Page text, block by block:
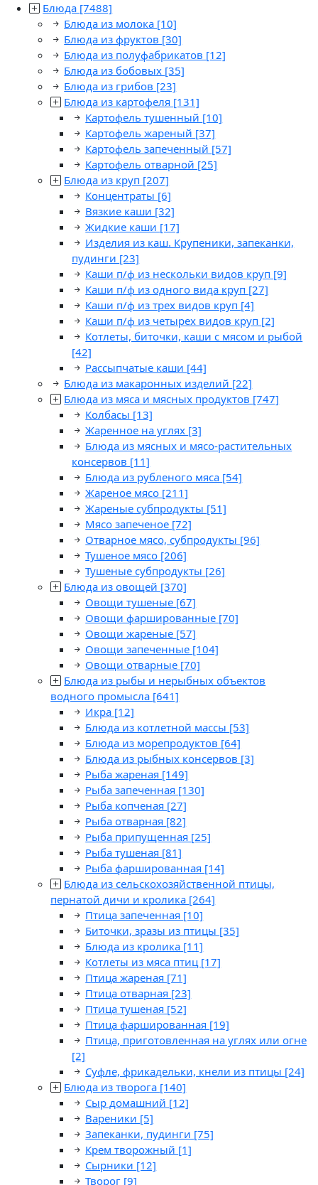
Блюда [7488]
Блюда из молока [10]
Блюда из фруктов [30]
Блюда из полуфабрикатов [12]
Блюда из бобовых [35]
Блюда из грибов [23]
Блюда из картофеля [131]
Картофель тушенный [10]
Картофель жареный [37]
Картофель запеченный [57]
Картофель отварной [25]
Блюда из круп [207]
Концентраты [6]
Вязкие каши [32]
Жидкие каши [17]
Изделия из каш. Крупеники, запеканки,
пудинги [23]
Каши п/ф из нескольки видов круп [9]
Каши п/ф из одного вида круп [27]
Каши п/ф из трех видов круп [4]
Каши п/ф из четырех видов круп [2]
Котлеты, биточки, каши с мясом и рыбой
[42]
Рассыпчатые каши [44]
Блюда из макаронных изделий [22]
Блюда из мяса и мясных продуктов [747]
Колбасы [13]
Жаренное на углях [3]
Блюда из мясных и мясо-растительных
консервов [11]
Блюда из рубленого мяса [54]
Жареное мясо [211]
Жареные субпродукты [51]
Мясо запеченое [72]
Отварное мясо, субпродукты [96]
Тушеное мясо [206]
Тушеные субпродукты [26]
Блюда из овощей [370]
Овощи тушеные [67]
Овощи фаршированные [70]
Овощи жареные [57]
Овощи запеченные [104]
Овощи отварные [70]
Блюда из рыбы и нерыбных объектов
водного промысла [641]
Икра [12]
Блюда из котлетной массы [53]
Блюда из морепродуктов [64]
Блюда из рыбных консервов [3]
Рыба жареная [149]
Рыба запеченная [130]
Рыба копченая [27]
Рыба отварная [82]
Рыба припущенная [25]
Рыба тушеная [81]
Рыба фаршированная [14]
Блюда из сельскохозяйственной птицы,
пернатой дичи и кролика [264]
Птица запеченная [10]
Биточки, зразы из птицы [35]
Блюда из кролика [11]
Котлеты из мяса птиц [17]
Птица жареная [71]
Птица отварная [23]
Птица тушеная [52]
Птица фаршированная [19]
Птица, приготовленная на углях или огне
[2]
Суфле, фрикадельки, кнели из птицы [24]
Блюда из творога [140]
Сыр домашний [12]
Вареники [5]
Запеканки, пудинги [75]
Крем творожный [1]
Сырники [12]
Творог [9]